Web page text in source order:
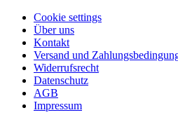
Cookie settings
Über uns
Kontakt
Versand und
Widerrufsrecht
Datenschutz
AGB
Impressum